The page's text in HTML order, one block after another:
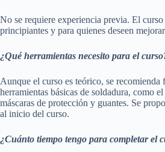
No se requiere experiencia previa. El curso
principiantes y para quienes deseen
¿Qué herramientas necesito para el
Aunque el curso es teórico, se recomienda
herramientas básicas de soldadura, como
máscaras de protección y guantes. Se
al inicio del curso.
¿Cuánto tiempo tengo para completar el